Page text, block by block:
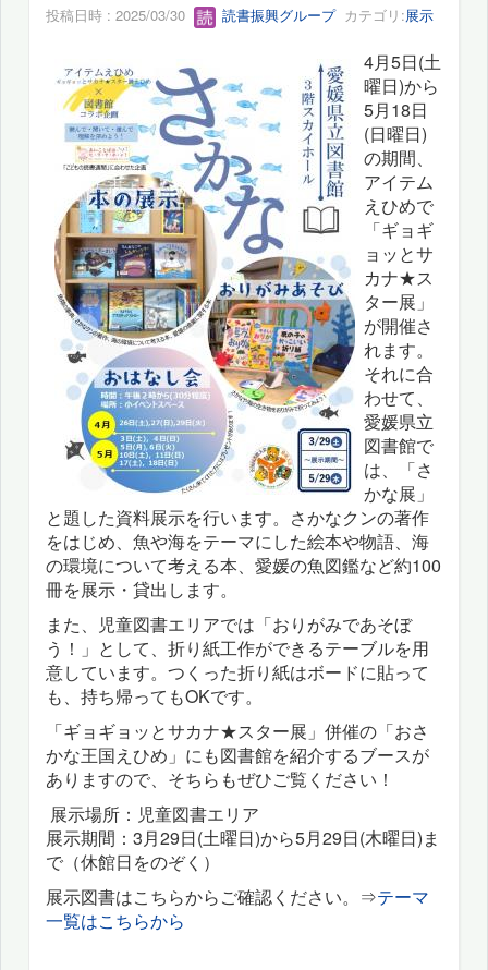
投稿日時 : 2025/03/30 読書振興グループカテゴリ:展示
4月5日(土
曜日)から
5月18日
(日曜日)
の期間、
アイテム
えひめで
「ギョギ
ョッとサ
カナ★ス
ター展」
が開催さ
れます。
それに合
わせて、
愛媛県立
図書館で
は、「さ
かな展」
と題した資料展示を行います。さかなクンの著作
をはじめ、魚や海をテーマにした絵本や物語、海
の環境について考える本、愛媛の魚図鑑など約100
冊を展示・貸出します。
また、児童図書エリアでは「おりがみであそぼ
う！」として、折り紙工作ができるテーブルを用
意しています。つくった折り紙はボードに貼って
も、持ち帰ってもOKです。
「ギョギョッとサカナ★スター展」併催の「おさ
かな王国えひめ」にも図書館を紹介するブースが
ありますので、そちらもぜひご覧ください！
展示場所：児童図書エリア
展示期間：3月29日(土曜日)から5月29日(木曜日)ま
で（休館日をのぞく）
展示図書はこちらからご確認ください。⇒テーマ
一覧はこちらから